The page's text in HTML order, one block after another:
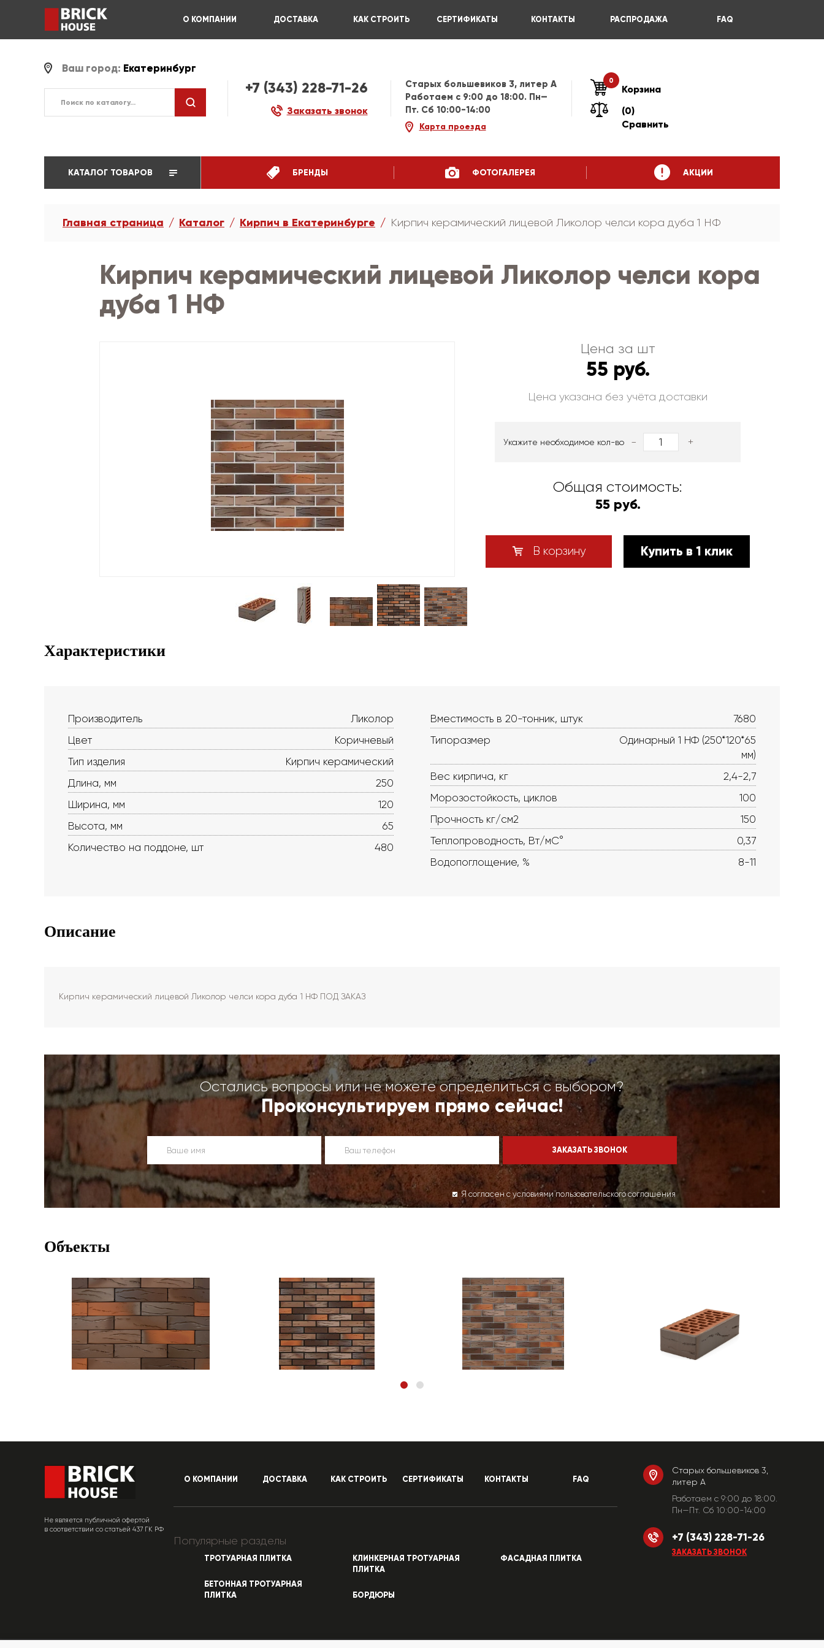
О КОМПАНИИ ДОСТАВКА КАК СТРОИТЬ СЕРТИФИКАТЫ КОНТАКТЫ РАСПРОДАЖА FAQ
Ваш город: Екатеринбург
+7 (343) 228-71-26
Заказать звонок
Старых большевиков 3, литер А
Работаем c 9:00 до 18:00. Пн—
Пт. Сб 10:00-14:00
Карта проезда
0
Корзина
(0)
Сравнить
КАТАЛОГ ТОВАРОВ БРЕНДЫ ФОТОГАЛЕРЕЯ АКЦИИ
Главная страница Каталог Кирпич в Екатеринбурге Кирпич керамический лицевой Ликолор челси кора дуба 1 НФ
Кирпич керамический лицевой Ликолор челси кора
дуба 1 НФ
Цена за шт
55 руб.
Цена указана без учёта доставки
Укажите необходимое кол-во - +
Общая стоимость:
55 руб.
В корзину Купить в 1 клик
Характеристики
Производитель
Ликолор
Цвет
Коричневый
Тип изделия
Кирпич керамический
Длина, мм
250
Ширина, мм
120
Высота, мм
65
Количество на поддоне, шт
480
Вместимость в 20-тонник, штук
7680
Типоразмер
Одинарный 1 НФ (250*120*65
мм)
Вес кирпича, кг
2,4-2,7
Морозостойкость, циклов
100
Прочность кг/см2
150
Теплопроводность, Вт/мС°
0,37
Водопоглощение, %
8-11
Описание
Кирпич керамический лицевой Ликолор челси кора дуба 1 НФ ПОД ЗАКАЗ
Остались вопросы или не можете определиться с выбором?
Проконсультируем прямо сейчас!
Я согласен с условиями пользовательского соглашения
Объекты
Не является публичной офертой
в соответствии со статьей 437 ГК РФ
О КОМПАНИИ ДОСТАВКА КАК СТРОИТЬ СЕРТИФИКАТЫ КОНТАКТЫ FAQ
Популярные разделы
ТРОТУАРНАЯ ПЛИТКА
БЕТОННАЯ ТРОТУАРНАЯ
ПЛИТКА
КЛИНКЕРНАЯ ТРОТУАРНАЯ
ПЛИТКА
БОРДЮРЫ
ФАСАДНАЯ ПЛИТКА
Старых большевиков 3,
литер А
Работаем c 9:00 до 18:00.
Пн—Пт. Сб 10:00-14:00
+7 (343) 228-71-26
ЗАКАЗАТЬ ЗВОНОК